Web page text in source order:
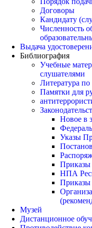
Договоры
Кандидату
Численность
Выдача
Библиография
Учебные
слушателями
Литература
Памятки для
Новое в
Указы
НПА
Приказы
Музей
Дистанционное